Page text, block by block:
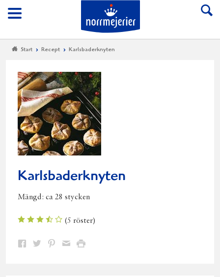
Meny
Till Norrmejerier
Start Recept Karlsbaderknyten
Karlsbaderknyten
Mängd: ca 28 stycken
(5 röster)
Dela Dela Dela DelaSkriv